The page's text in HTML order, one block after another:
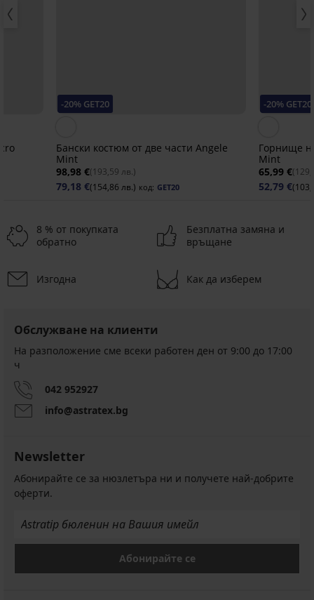
-20% GET20
Бански костюм от две части Angele
Mint
98,98 €(193,59 лв.)
79,18 €(154,86 лв.) код: GET20
-20% GET20
Горнище
Mint
65,99 €
52,79 €
-20 % GET20
Горнище
на
бански
Lagoon
Big
77,99
лв.)
€
(122,02
код
8 % от покупката
обратно
Безплатна замяна и
връщане
Изгодна Как да изберем
Обслужване на клиенти
На разположение сме всеки работен ден от 9:00 до 17:00
ч
042 952927
info@astratex.bg
Newsletter
Абонирайте се за нюзлетъра ни и получете най-добрите
оферти.
Абонирайте се